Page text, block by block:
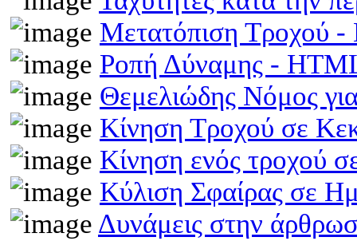
Μετατόπιση Τροχού
Ροπή Δύναμης -
Θεμελιώδης Νόμος
Κίνηση Τροχού σε
Κίνηση ενός τροχού
Κύλιση Σφαίρας σε
Δυνάμεις στην